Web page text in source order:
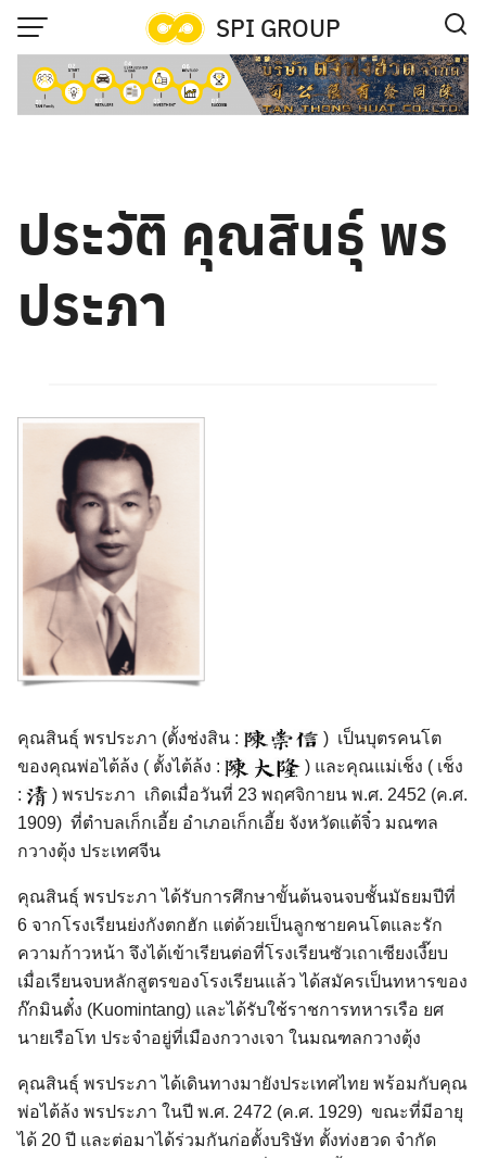
content
SPI GROUP
ประวัติ คุณสินธุ์ พร
ประภา
คุณสินธุ์ พรประภา (ตั้งช่งสิน :
) เป็นบุตรคนโต
ของคุณพ่อไต้ล้ง ( ตั้งไต้ล้ง :
) และคุณแม่เช็ง ( เช็ง
:
) พรประภา เกิดเมื่อวันที่ 23 พฤศจิกายน พ.ศ. 2452 (ค.ศ.
1909) ที่ตำบลเก็กเอี้ย อำเภอเก็กเอี้ย จังหวัดแต้จิ๋ว มณฑล
กวางตุ้ง ประเทศจีน
คุณสินธุ์ พรประภา ได้รับการศึกษาขั้นต้นจนจบชั้นมัธยมปีที่
6 จากโรงเรียนย่งกังตกฮัก แต่ด้วยเป็นลูกชายคนโตและรัก
ความก้าวหน้า จึงได้เข้าเรียนต่อที่โรงเรียนซัวเถาเซียงเงี๊ยบ
เมื่อเรียนจบหลักสูตรของโรงเรียนแล้ว ได้สมัครเป็นทหารของ
ก๊กมินตั๋ง (Kuomintang) และได้รับใช้ราชการทหารเรือ ยศ
นายเรือโท ประจำอยู่ที่เมืองกวางเจา ในมณฑลกวางตุ้ง
คุณสินธุ์ พรประภา ได้เดินทางมายังประเทศไทย พร้อมกับคุณ
พ่อไต้ล้ง พรประภา ในปี พ.ศ. 2472 (ค.ศ. 1929) ขณะที่มีอายุ
ได้ 20 ปี และต่อมาได้ร่วมกันก่อตั้งบริษัท ตั้งท่งฮวด จำกัด